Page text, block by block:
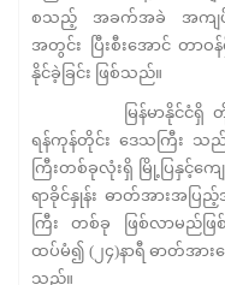
စသည့် အခက်အခဲ အကျပ်
အတွင်း ပြီးစီးအောင် တာ
နိုင်ခဲ့ခြင်း ဖြစ်သည်။
မြန်မာနိုင်ငံရှိ တိုင်းဒ
ရန်ကုန်တိုင်း ဒေသကြီး သ
ကြီးတစ်ခုလုံးရှိ မြို့ပြနှင့်က
ရာခိုင်နှုန်း ဓာတ်အားအပ
ကြီး တစ်ခု ဖြစ်လာမည်ဖ
ထပ်မံ၍ (၂၄)နာရီ ဓာတ်အား
သည်။